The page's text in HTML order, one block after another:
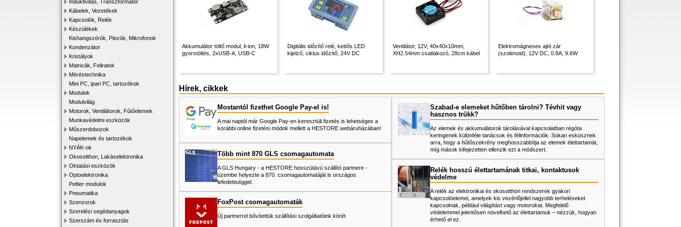
Induktivitás, Transzformátor
Kábelek, Vezetékek
Kapcsolók, Relék
Készülékek
Kishangszórók, Piezók, Mikrofonok
Kondenzátor
Kristályok
Matricák, Feliratok
Méréstechnika
Mini PC, ipari PC, tartozékok
Modulok
Modulvilág
Motorok, Ventilátorok, Fűtőelemek
Munkavédelmi eszközök
Műszerdobozok
Napelemek és tartozékok
NYÁK-ok
Okosotthon, Lakáselektronika
Oktatási eszközök
Optoelektronika
Peltier modulok
Pneumatika
Szenzorok
Szerelési segédanyagok
Szerszám és forrasztás
Akkumulátor töltő modul, li-ion, 18W
gyorstöltés, 2xUSB-A, USB-C
Digitális időzítő relé, kettős LED
kijelző, ciklus időzítő, 24V DC
Ventilátor, 12V, 40x40x10mm,
XH2.54mm csatlakozó, 28cm kábel
Elektromágneses ajtó zár
(szolenoid), 12V DC, 0.8A, 9.6W
Hírek, cikkek
Mostantól fizethet Google Pay-el is!
A mai naptól már Google Pay-en keresztüli fizetés is lehetséges a
korábbi online fizetési módok mellett a HESTORE webáruházában!
Több mint 870 GLS csomagautomata
A GLS Hungary - a HESTORE hosszútávú szállító partnere -
üzembe helyezte a 870. csomagautomatáját is országos
lefedettséggel.
FoxPost csomagautomaták
Új partnerrel bővítettük szállítási szolgáltatóink körét
Szabad-e elemeket hűtőben tárolni? Tévhit vagy
hasznos trükk?
Az elemek és akkumulátorok tárolásával kapcsolatban régóta
keringenek különféle tanácsok és félinformációk. Sokan esküsznek
arra, hogy a hűtőszekrény meghosszabbítja az elemek élettartamát,
míg mások kifejezetten ellenzik ezt a módszert.
Relék hosszú élettartamának titkai, kontaktusok
védelme
A relék az elektronikai és okosotthon rendszerek gyakori
kapcsolóelemei, amelyek kis vezérlőjellel nagyobb terheléseket
kapcsolnak, például világítást vagy motorokat. Megfelelő
védelemmel jelentősen növelhető az élettartamuk – nézzük, hogyan
érhető el ez.